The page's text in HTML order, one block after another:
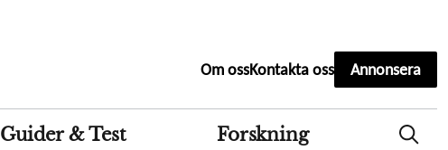
Second
header
menu
Om ossKontakta oss Annonsera
Guider & Test Forskning